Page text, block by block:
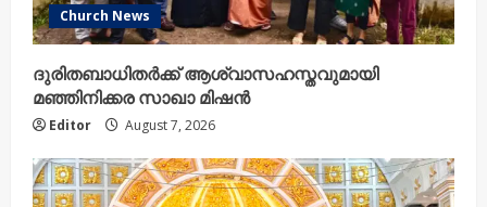
Church News
ദുരിതബാധിതർക്ക് ആശ്വാസഹസ്തവുമായി
മഞ്ഞിനിക്കര സാഖാ മിഷൻ
Editor August 7, 2026